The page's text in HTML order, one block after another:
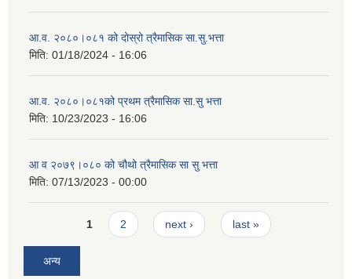
आ.व. २०८०।०८१ को दोस्रो त्रैमासिक सा.सु.भत्ता
मिति: 01/18/2024 - 16:06
आ.व. २०८०।०८१को प्रथम त्रैमासिक सा.सु भत्ता
मिति: 10/23/2023 - 16:06
आ व २०७९।०८० को चौथो त्रैमासिक सा सु भत्ता
मिति: 07/13/2023 - 00:00
Pages1 2 next › last »
अन्य